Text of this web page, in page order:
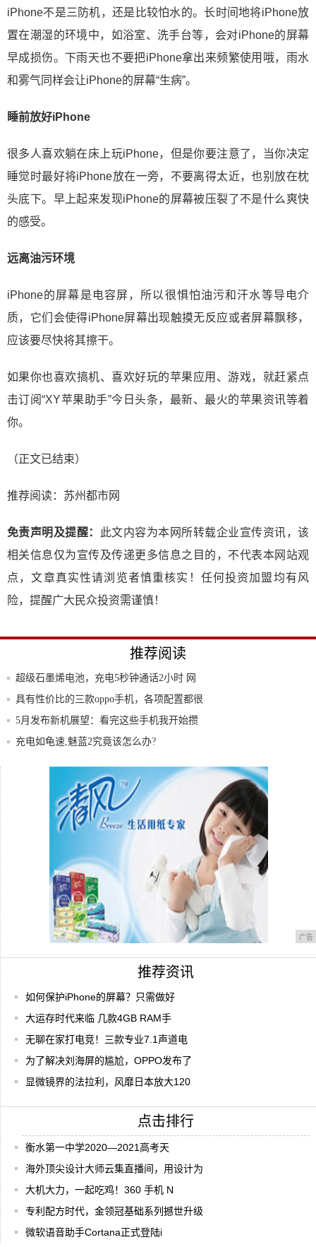
iPhone不是三防机，还是比较怕水的。长时间地将iPhone放
置在潮湿的环境中，如浴室、洗手台等，会对iPhone的屏幕
早成损伤。下雨天也不要把iPhone拿出来频繁使用哦，雨水
和雾气同样会让iPhone的屏幕“生病”。
睡前放好iPhone
很多人喜欢躺在床上玩iPhone，但是你要注意了，当你决定
睡觉时最好将iPhone放在一旁，不要离得太近，也别放在枕
头底下。早上起来发现iPhone的屏幕被压裂了不是什么爽快
的感受。
远离油污环境
iPhone的屏幕是电容屏，所以很惧怕油污和汗水等导电介
质，它们会使得iPhone屏幕出现触摸无反应或者屏幕飘移，
应该要尽快将其擦干。
如果你也喜欢搞机、喜欢好玩的苹果应用、游戏，就赶紧点
击订阅“XY苹果助手”今日头条，最新、最火的苹果资讯等着
你。
（正文已结束）
推荐阅读： 苏州都市网
免责声明及提醒：
此文内容为本网所转载企业宣传资讯，该
相关信息仅为宣传及传递更多信息之目的，不代表本网站观
点，文章真实性请浏览者慎重核实！任何投资加盟均有风
险，提醒广大民众投资需谨慎！
推荐阅读
超级石墨烯电池，充电5秒钟通话2小时 网
友：
具有性价比的三款oppo手机，各项配置都很
强
5月发布新机展望：看完这些手机我开始攒
钱了!
充电如龟速,魅蓝2究竟该怎么办?
随拍即大片！三星Galaxy Note20系
广告
推荐资讯
如何保护iPhone的屏幕？只需做好
大运存时代来临 几款4GB RAM手
无聊在家打电竞！三款专业7.1声道电
为了解决刘海屏的尴尬，OPPO发布了
显微镜界的法拉利，风靡日本放大120
点击排行
衡水第一中学2020—2021高考天
海外顶尖设计大师云集直播间，用设计为
大机大力，一起吃鸡！360 手机 N
专利配方时代，金领冠基础系列撼世升级
微软语音助手Cortana正式登陆i